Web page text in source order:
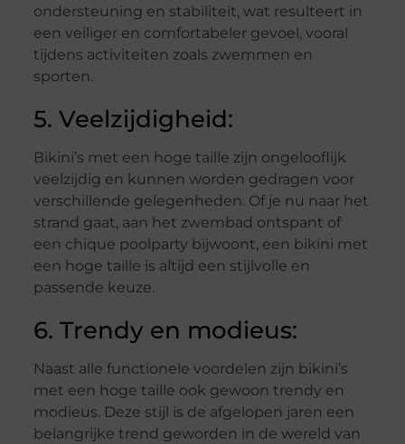
ondersteuning en stabiliteit, wat resulteert in
een veiliger en comfortabeler gevoel, vooral
tijdens activiteiten zoals zwemmen en
sporten.
5. Veelzijdigheid:
Bikini’s met een hoge taille zijn ongelooflijk
veelzijdig en kunnen worden gedragen voor
verschillende gelegenheden. Of je nu naar het
strand gaat, aan het zwembad ontspant of
een chique poolparty bijwoont, een bikini met
een hoge taille is altijd een stijlvolle en
passende keuze.
6. Trendy en modieus:
Naast alle functionele voordelen zijn bikini’s
met een hoge taille ook gewoon trendy en
modieus. Deze stijl is de afgelopen jaren een
belangrijke trend geworden in de wereld van